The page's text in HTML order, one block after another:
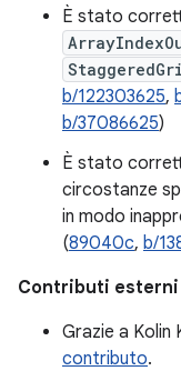
È stato
b/122303625,
b/37086625)
È stato
circostanze
in modo
(89040c, b/
Contributi esterni
Grazie a Kolin
contributo.